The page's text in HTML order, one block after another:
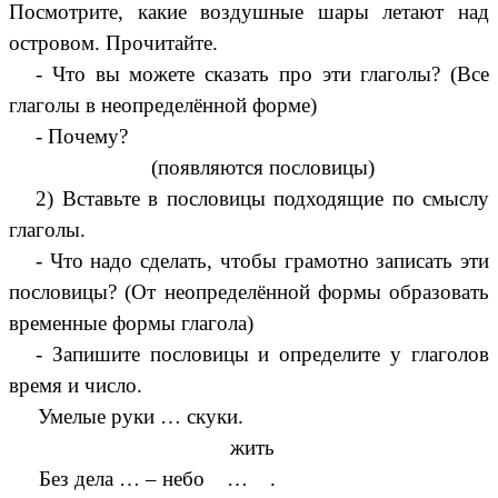
Посмотрите, какие воздушные шары летают над
островом. Прочитайте.
- Что вы можете сказать про эти глаголы? (Все
глаголы в неопределённой форме)
- Почему?
(появляются пословицы)
2) Вставьте в пословицы подходящие по смыслу
глаголы.
- Что надо сделать, чтобы грамотно записать эти
пословицы? (От неопределённой формы образовать
временные формы глагола)
- Запишите пословицы и определите у глаголов
время и число.
Умелые руки … скуки.
жить
Без дела … – небо … .